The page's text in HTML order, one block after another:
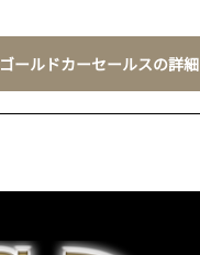
ゴールドカーセールスの詳細